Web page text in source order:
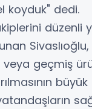
koyduk" dedi.
düzenli
geçmiş
büyük